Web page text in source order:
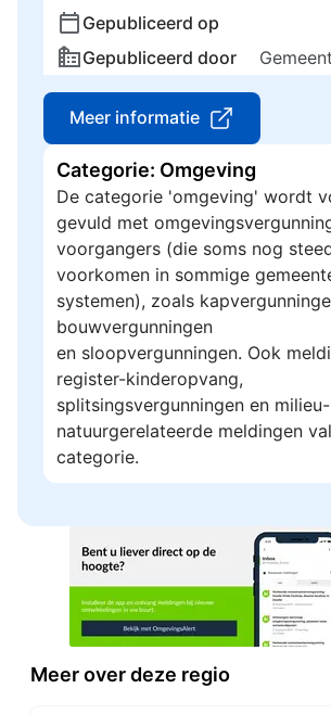
Gepubliceerd op
Gepubliceerd door
Meer informatie
Categorie: Omgeving
De categorie 'omgeving' wordt
gevuld met
voorgangers (die soms nog
voorkomen in sommige
systemen), zoals
bouwvergunningen
en sloopvergunningen. Ook
register-kinderopvang,
splitsingsvergunningen en
natuurgerelateerde meldingen
categorie.
Meer over deze regio